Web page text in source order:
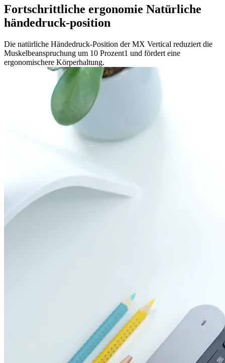
Fortschrittliche ergonomie Natürliche
händedruck-position
Die natürliche Händedruck-Position der MX Vertical reduziert die
Muskelbeanspruchung um 10 Prozent1 und fördert eine
ergonomischere Körperhaltung.